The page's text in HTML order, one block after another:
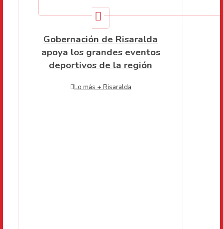
Gobernación de Risaralda
apoya los grandes eventos
deportivos de la región
Lo más + Risaralda